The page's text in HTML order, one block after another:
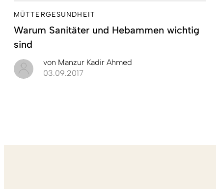
MÜTTERGESUNDHEIT
Warum Sanitäter und Hebammen wichtig
sind
von Manzur Kadir Ahmed
03.09.2017